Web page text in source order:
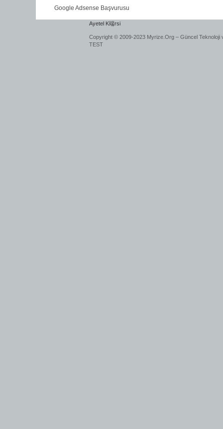
Google Adsense Başvurusu
Ayetel K端rsi
Copyright © 2009-2023 Myrize.Org – Güncel Teknoloji
TEST